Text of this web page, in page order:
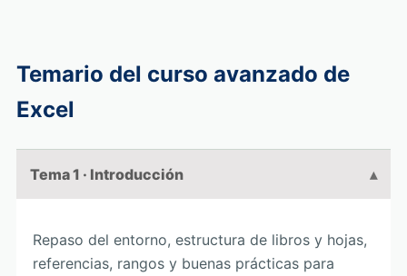
Temario del curso avanzado de
Excel
Tema 1 · Introducción
Repaso del entorno, estructura de libros y hojas,
referencias, rangos y buenas prácticas para